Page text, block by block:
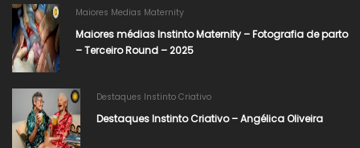
Maiores Medias Maternity
Maiores médias Instinto Maternity – Fotografia de parto
– Terceiro Round – 2025
Destaques Instinto Criativo
Destaques Instinto Criativo – Angélica Oliveira